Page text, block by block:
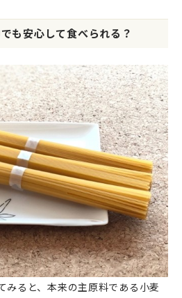
も安心して食べられる？
みると、本来の主原料である小麦